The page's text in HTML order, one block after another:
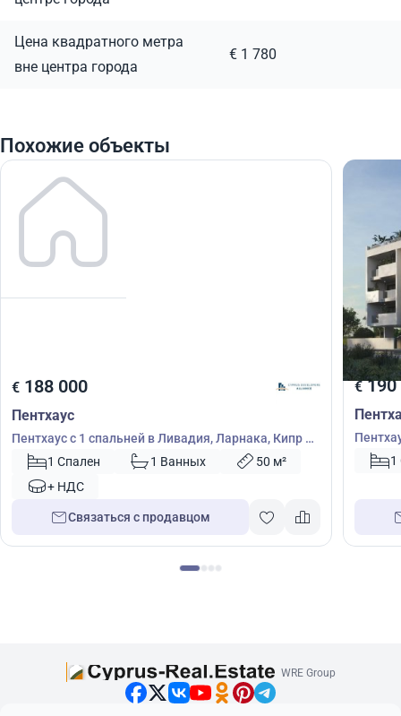
Цена квадратного метра
вне центра города
€ 1 780
Похожие объекты
€ 188 000
Пентхаус
Пентхаус с 1 спальней в Ливадия, Ларнака, Кипр №
520831 Спален 1 Ванных
50 м²
+ НДС
Связаться с продавцом
€190
1
WRE Group